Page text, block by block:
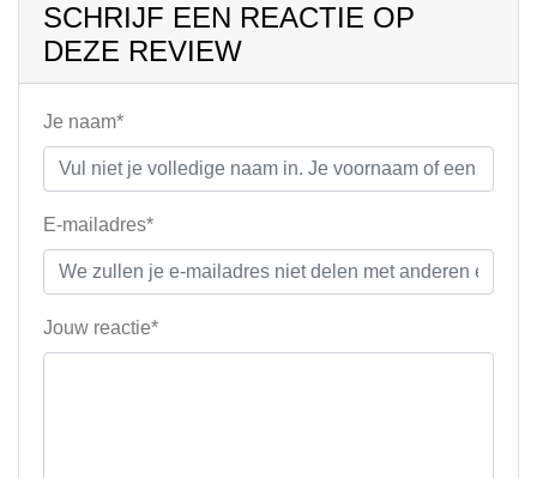
SCHRIJF EEN REACTIE OP
DEZE REVIEW
Je naam*
E-mailadres*
Jouw reactie*